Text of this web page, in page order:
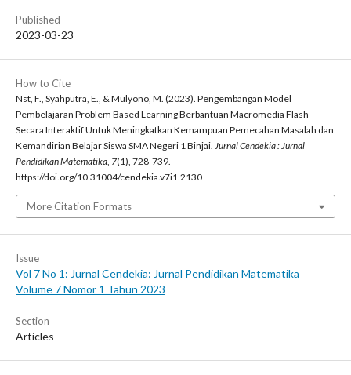
Published
2023-03-23
How to Cite
Nst, F., Syahputra, E., & Mulyono, M. (2023). Pengembangan Model
Pembelajaran Problem Based Learning Berbantuan Macromedia Flash
Secara Interaktif Untuk Meningkatkan Kemampuan Pemecahan Masalah dan
Kemandirian Belajar Siswa SMA Negeri 1 Binjai. Jurnal Cendekia : Jurnal
Pendidikan Matematika, 7(1), 728-739.
https://doi.org/10.31004/cendekia.v7i1.2130
More Citation Formats
Issue
Vol 7 No 1: Jurnal Cendekia: Jurnal Pendidikan Matematika
Volume 7 Nomor 1 Tahun 2023
Section
Articles